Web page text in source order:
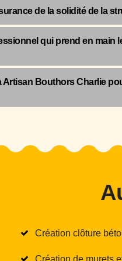
de la solidité de la
qui prend en main
Artisan Bouthors Charlie
Création clôture